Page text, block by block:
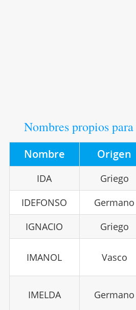
Nombres propios
Nombre Origen
IDA Griego
IDEFONSO
Germano
IGNACIO
Griego
IMANOL Vasco
IMELDA Germano